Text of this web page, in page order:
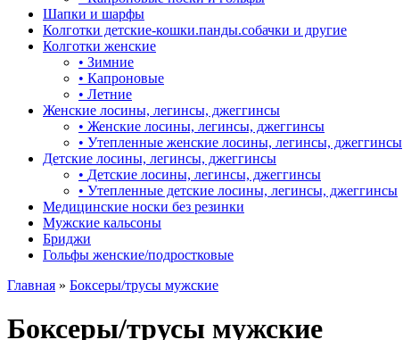
Шапки и шарфы
Колготки детские-кошки.панды.собачки и другие
Колготки женские
• Зимние
• Капроновые
• Летние
Женские лосины, легинсы, джеггинсы
• Женские лосины, легинсы, джеггинсы
• Утепленные женские лосины, легинсы, джеггинсы
Детские лосины, легинсы, джеггинсы
• Детские лосины, легинсы, джеггинсы
• Утепленные детские лосины, легинсы, джеггинсы
Медицинские носки без резинки
Мужские кальсоны
Бриджи
Гольфы женские/подростковые
Главная » Боксеры/трусы мужские
Боксеры/трусы мужские